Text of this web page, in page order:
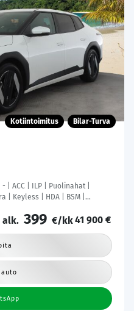
Kotiintoimitus Bilar-Turva
| ACC | ILP | Puolinahat |
| Keyless | HDA | BSM |
alk. 399 €/kk41 900 €
auto